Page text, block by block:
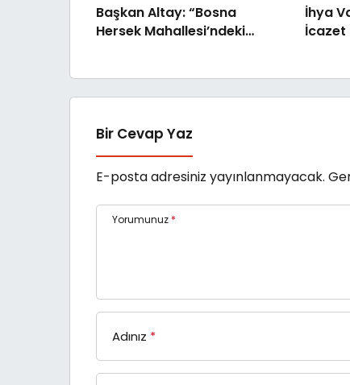
Başkan Altay: “Bosna
Hersek Mahallesi’ndeki
İhya
İcazet
Bir Cevap Yaz
E-posta adresiniz yayınlanmayacak.
Yorumunuz *
Adınız *